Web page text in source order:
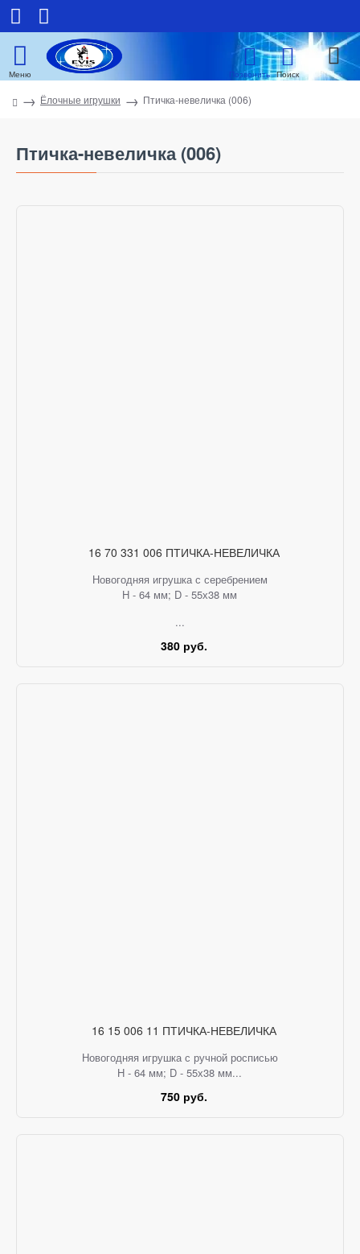
Ёлочные игрушки Птичка-невеличка (006)
Птичка-невеличка (006)
16 70 331 006 ПТИЧКА-НЕВЕЛИЧКА
Новогодняя игрушка с серебрением
H - 64 мм; D - 55х38 мм
...
380 руб.
16 15 006 11 ПТИЧКА-НЕВЕЛИЧКА
Новогодняя игрушка с ручной росписью
H - 64 мм; D - 55х38 мм...
750 руб.